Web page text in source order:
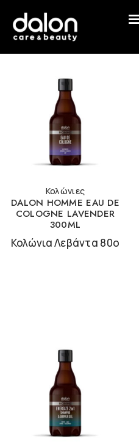
Κολώνιες
DALON HOMME EAU DE
COLOGNE LAVENDER
300ML
Κολώνια Λεβάντα 80ο